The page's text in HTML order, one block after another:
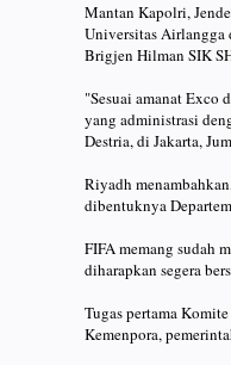
Mantan Kapolri,
Universitas Airlangga
Brigjen Hilman SIK
"Sesuai amanat Exco
yang administrasi
Destria, di Jakarta,
Riyadh
dibentuknya
FIFA memang sudah
diharapkan segera
Tugas pertama
Kemenpora,